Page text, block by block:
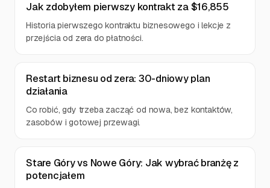
Jak zdobyłem pierwszy kontrakt za $16,855
Historia pierwszego kontraktu biznesowego i lekcje z
przejścia od zera do płatności.
Restart biznesu od zera: 30-dniowy plan
działania
Co robić, gdy trzeba zacząć od nowa, bez kontaktów,
zasobów i gotowej przewagi.
Stare Góry vs Nowe Góry: Jak wybrać branżę z
potencjałem